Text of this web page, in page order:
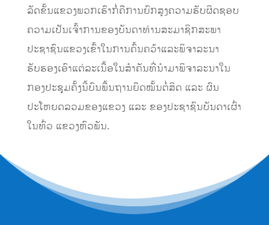
ລັດຂັ້ນແຂວງພວກເຮົາກໍ່ຄືການຍົກສູງຄວາມຮັບຜິດຊອບ
ຄວາມເປັນເຈົ້າການຂອງບັນດາທ່ານສະມາຊິກສະພາ
ປະຊາຊົນແຂວງເຂົ້າໃນການຄົ້ນຄວ້າແລະພິຈາລະນາ
ຮັບຮອງເອົາແຕ່ລະເນື້ອໃນສຳຄັນທີ່ນຳມາພິຈາລະນາໃນ
ກອງປະຊຸມຄັ້ງນີ້ບົນພື້ນຖານຍຶດໝັ້ນຕໍ່ສິດ ແລະ ຜົນ
ປະໂຫຍດລວມຂອງແຂວງ ແລະ ຂອງປະຊາຊົນບັນດາເຜົ່າ
ໃນທົ່ວ ແຂວງຫົວພັນ.